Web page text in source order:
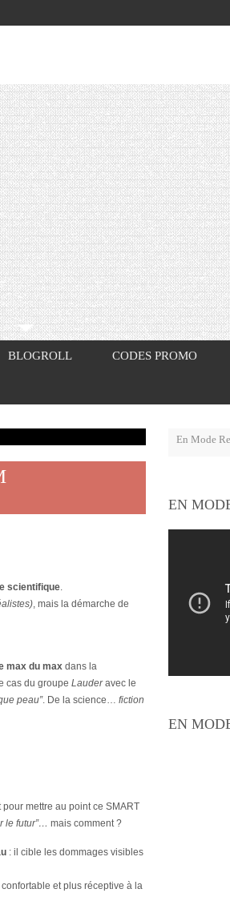
BLOGROLL CODES PROMO
scientifique.
, mais la démarche de
max du max dans la
cas du groupe Lauderavec le
peau”. De la science… fiction
mettre au point ce SMART
le futur”… mais comment ?
: il cible les dommages visibles
et plus réceptive à la
EN
EN